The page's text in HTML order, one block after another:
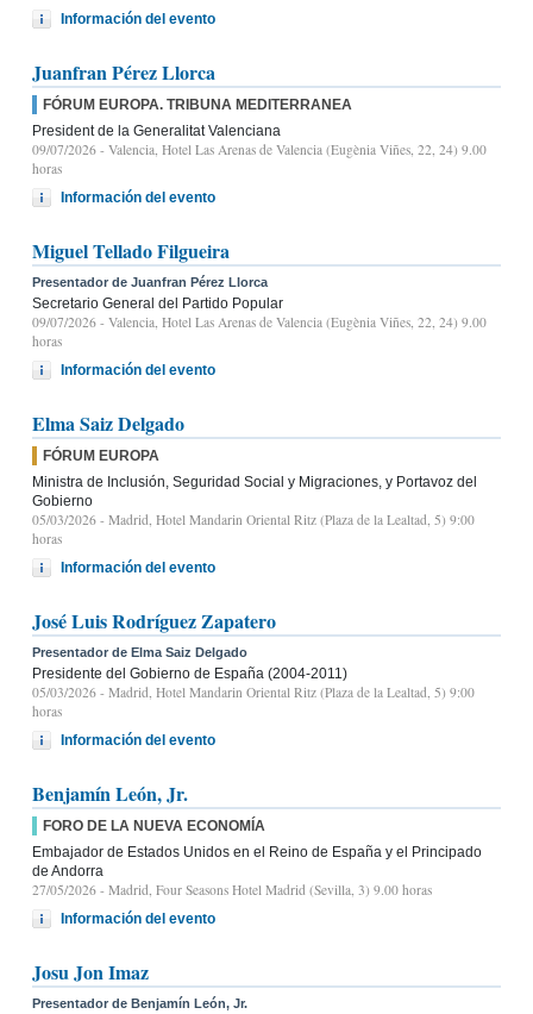
Información del evento
Juanfran Pérez Llorca
FÓRUM EUROPA. TRIBUNA MEDITERRANEA
President de la Generalitat Valenciana
09/07/2026 - Valencia, Hotel Las Arenas de Valencia (Eugènia Viñes, 22, 24) 9.00
horas
Información del evento
Miguel Tellado Filgueira
Presentador de Juanfran Pérez Llorca
Secretario General del Partido Popular
09/07/2026 - Valencia, Hotel Las Arenas de Valencia (Eugènia Viñes, 22, 24) 9.00
horas
Información del evento
Elma Saiz Delgado
FÓRUM EUROPA
Ministra de Inclusión, Seguridad Social y Migraciones, y Portavoz del
Gobierno
05/03/2026 - Madrid, Hotel Mandarin Oriental Ritz (Plaza de la Lealtad, 5) 9:00
horas
Información del evento
José Luis Rodríguez Zapatero
Presentador de Elma Saiz Delgado
Presidente del Gobierno de España (2004-2011)
05/03/2026 - Madrid, Hotel Mandarin Oriental Ritz (Plaza de la Lealtad, 5) 9:00
horas
Información del evento
Benjamín León, Jr.
FORO DE LA NUEVA ECONOMÍA
Embajador de Estados Unidos en el Reino de España y el Principado
de Andorra
27/05/2026 - Madrid, Four Seasons Hotel Madrid (Sevilla, 3) 9.00 horas
Información del evento
Josu Jon Imaz
Presentador de Benjamín León, Jr.